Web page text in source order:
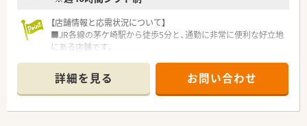
【店舗情報と応需状況について】
■JR各線の茅ケ崎駅から徒歩5分と、通勤に非常に便利な好立地
にある店舗です。
り、外来は1日平均40枚から50枚の処方箋に対応しています。
■現在は正社員2名とパート2名に加え事務員3名の体制で、お互
いに協力し合いながら業務にあたっています。
詳細を見る お問い合わせ